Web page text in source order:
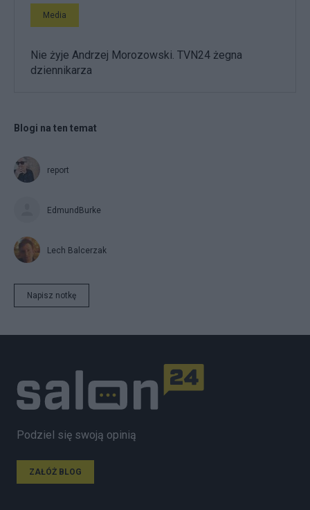
Media
Nie żyje Andrzej Morozowski. TVN24 żegna
dziennikarza
Blogi na ten temat
report
EdmundBurke
Lech Balcerzak
Napisz notkę
Podziel się swoją opinią
ZAŁÓŻ BLOG